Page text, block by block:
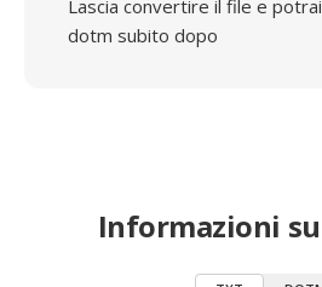
Lascia convertire il file e
dotm subito dopo
Informazioni